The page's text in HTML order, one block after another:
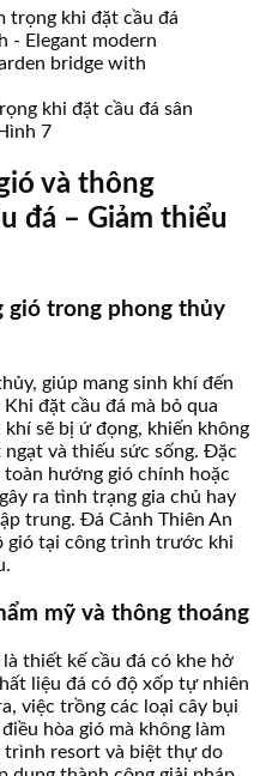
khi đặt cầu đá sân
7
và thông
đá – Giảm thiểu
gió trong phong thủy
giúp mang sinh khí đến
đặt cầu đá mà bỏ qua
sẽ bị ứ đọng, khiến không
và thiếu sức sống. Đặc
toàn hướng gió chính hoặc
ra tình trạng gia chủ hay
trung. Đá Cảnh Thiên An
gió tại công trình trước khi
mỹ và thông thoáng
thiết kế cầu đá có khe hở
liệu đá có độ xốp tự nhiên
việc trồng các loại cây bụi
hòa gió mà không làm
trình resort và biệt thự do